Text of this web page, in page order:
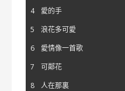
4
愛的手
5
浪花多可愛
6
愛情像一首歌
7
可鄰花
8
人在那裏